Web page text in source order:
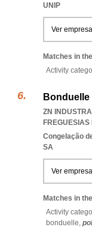
UNIP
Ver empresa
Matches in
Activity
ZN
Congelação
SA
Ver empresa
Matches in
Activity
bonduelle,